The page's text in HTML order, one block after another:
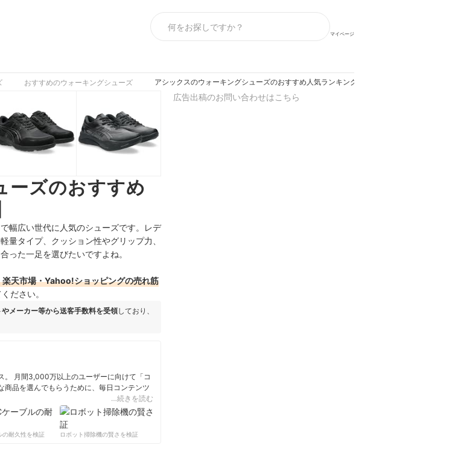
マイページ
おすすめのウォーキングシューズ アシックスのウォーキングシューズのおすすめ人気ランキング【2026年8月】
ーズのおすすめ
幅広い世代に人気のシューズです。レデ
量タイプ、クッション性やグリップ力、
った一足を選びたいですよね。
天市場・Yahoo!ショッピングの売れ筋
ださい。
やメーカー等から送客手数料を受領しており、
。 月間3,000万以上のユーザーに向けて「コ
品を選んでもらうために、毎日コンテンツ
…続きを読む
耐久性を検証 ロボット掃除機の賢さを検証
広告出稿のお問い合わせはこちら